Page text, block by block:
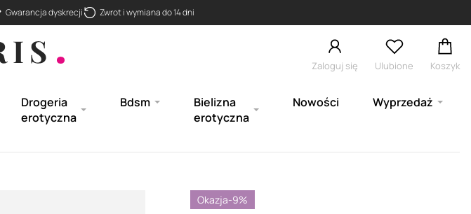
Gwarancja dyskrecji Zwrot i wymiana do 14 dni
Zaloguj się Ulubione Koszyk
Drogeria
erotyczna
Bdsm
Bielizna
erotyczna
Nowości Wyprzedaż
Okazja-9%